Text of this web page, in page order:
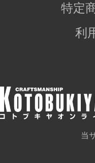
装済みパーツ
に近いゴルド
み込むことで
動域を実現。
・胸部や肩部
の高い可動域
特定
利
当